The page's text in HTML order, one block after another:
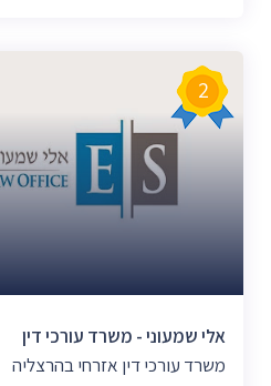
2
אלי שמעוני - משרד עורכי דין
משרד עורכי דין אזרחי בהרצליה